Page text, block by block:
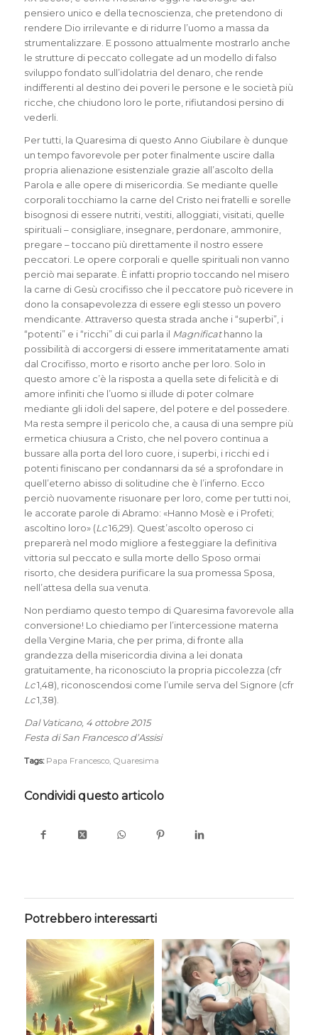
pensiero unico e della tecnoscienza, che pretendono di
rendere Dio irrilevante e di ridurre l’uomo a massa da
strumentalizzare. E possono attualmente mostrarlo anche
le strutture di peccato collegate ad un modello di falso
sviluppo fondato sull’idolatria del denaro, che rende
indifferenti al destino dei poveri le persone e le società più
ricche, che chiudono loro le porte, rifiutandosi persino di
vederli.
Per tutti, la Quaresima di questo Anno Giubilare è dunque
un tempo favorevole per poter finalmente uscire dalla
propria alienazione esistenziale grazie all’ascolto della
Parola e alle opere di misericordia. Se mediante quelle
corporali tocchiamo la carne del Cristo nei fratelli e sorelle
bisognosi di essere nutriti, vestiti, alloggiati, visitati, quelle
spirituali – consigliare, insegnare, perdonare, ammonire,
pregare – toccano più direttamente il nostro essere
peccatori. Le opere corporali e quelle spirituali non vanno
perciò mai separate. È infatti proprio toccando nel misero
la carne di Gesù crocifisso che il peccatore può ricevere in
dono la consapevolezza di essere egli stesso un povero
mendicante. Attraverso questa strada anche i “superbi”, i
“potenti” e i “ricchi” di cui parla il Magnificathanno la
possibilità di accorgersi di essere immeritatamente amati
dal Crocifisso, morto e risorto anche per loro. Solo in
questo amore c’è la risposta a quella sete di felicità e di
amore infiniti che l’uomo si illude di poter colmare
mediante gli idoli del sapere, del potere e del possedere.
Ma resta sempre il pericolo che, a causa di una sempre più
ermetica chiusura a Cristo, che nel povero continua a
bussare alla porta del loro cuore, i superbi, i ricchi ed i
potenti finiscano per condannarsi da sé a sprofondare in
quell’eterno abisso di solitudine che è l’inferno. Ecco
perciò nuovamente risuonare per loro, come per tutti noi,
le accorate parole di Abramo: «Hanno Mosè e i Profeti;
ascoltino loro» (Lc16,29). Quest’ascolto operoso ci
preparerà nel modo migliore a festeggiare la definitiva
vittoria sul peccato e sulla morte dello Sposo ormai
risorto, che desidera purificare la sua promessa Sposa,
nell’attesa della sua venuta.
Non perdiamo questo tempo di Quaresima favorevole alla
conversione! Lo chiediamo per l’intercessione materna
della Vergine Maria, che per prima, di fronte alla
grandezza della misericordia divina a lei donata
gratuitamente, ha riconosciuto la propria piccolezza (cfr
Lc1,48), riconoscendosi come l’umile serva del Signore (cfr
Lc1,38).
Dal Vaticano, 4 ottobre 2015
Festa di San Francesco d’Assisi
Tags: Papa Francesco, Quaresima
Condividi questo articolo
Potrebbero interessarti